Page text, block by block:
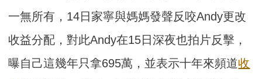
一無所有，14日家寧與媽媽發聲反咬Andy更改
收益分配，對此Andy在15日深夜也拍片反擊，
曝自己這幾年只拿695萬，並表示十年來頻道收